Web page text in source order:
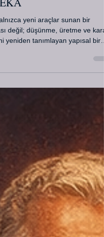
4 dakikada okunur
yeni araçlar sunan bir
yeniden tanımlayan yapısal bir
düzende